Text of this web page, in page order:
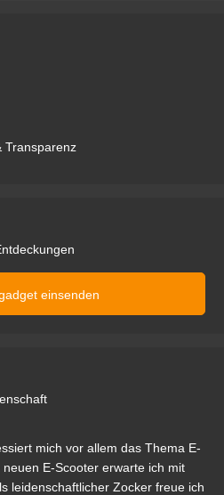
Transparenz
einsenden
mich vor allem das Thema E-
neuen E-Scooter erwarte ich mit
leidenschaftlicher Zocker freue ich